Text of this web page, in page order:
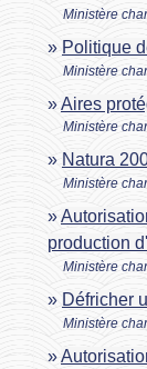
Ministère
Politique
Ministère
Aires
Ministère
Natura
Ministère
production
Ministère
Défricher
Ministère